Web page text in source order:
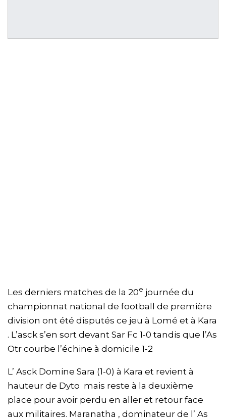
Les derniers matches de la 20e journée du
championnat national de football de première
division ont été disputés ce jeu à Lomé et à Kara
. L’asck s’en sort devant Sar Fc 1-0 tandis que l’As
Otr courbe l’échine à domicile 1-2
L’ Asck Domine Sara (1-0) à Kara et revient à
hauteur de Dyto mais reste à la deuxième
place pour avoir perdu en aller et retour face
aux militaires. Maranatha , dominateur de l’ As